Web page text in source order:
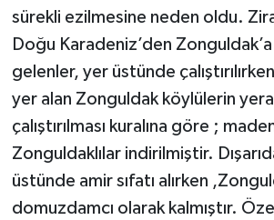
sürekli ezilmesine neden oldu.
Doğu Karadeniz’den Zonguldak’a
gelenler, yer üstünde
yer alan Zonguldak köylülerin
çalıştırılması kuralına göre ;
Zonguldaklılar indirilmiştir.
üstünde amir sıfatı alırken
domuzdamcı olarak kalmıştır.